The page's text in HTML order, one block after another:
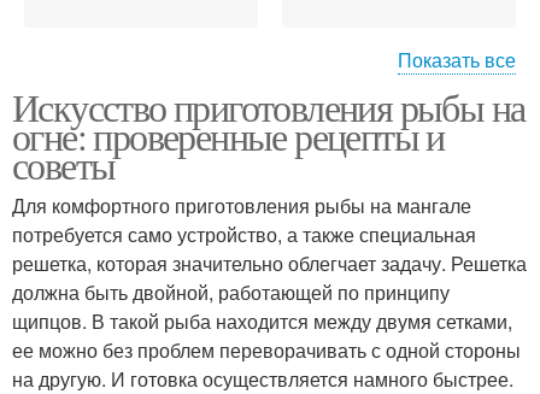
Карась на гриле Окунь на гриле
Показать все
Искусство приготовления рыбы на
огне: проверенные рецепты и
советы
Для комфортного приготовления рыбы на мангале
потребуется само устройство, а также специальная
решетка, которая значительно облегчает задачу. Решетка
должна быть двойной, работающей по принципу
щипцов. В такой рыба находится между двумя сетками,
ее можно без проблем переворачивать с одной стороны
на другую. И готовка осуществляется намного быстрее.